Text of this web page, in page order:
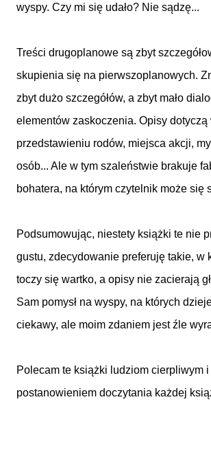
wyspy. Czy mi się udało? Nie sądzę...
Treści drugoplanowe są zbyt
skupienia się na pierwszoplanowych.
zbyt dużo szczegółów, a zbyt mało
elementów zaskoczenia. Opisy dotyczą
przedstawieniu rodów, miejsca akcji,
osób... Ale w tym szaleństwie brakuje
bohatera, na którym czytelnik może się
Podsumowując, niestety książki te nie
gustu, zdecydowanie preferuję takie, w
toczy się wartko, a opisy nie zacierają
Sam pomysł na wyspy, na których
ciekawy, ale moim zdaniem jest źle
Polecam te książki ludziom cierpliwym
postanowieniem doczytania każdej